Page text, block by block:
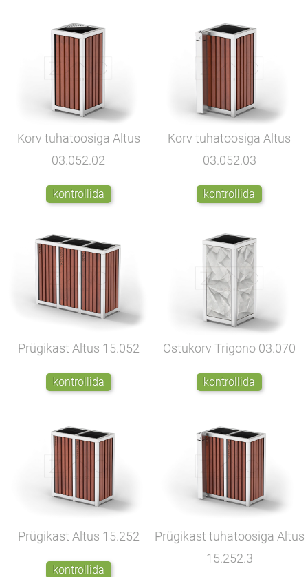
Korv tuhatoosiga Altus
03.052.02
kontrollida
Korv tuhatoosiga Altus
03.052.03
kontrollida
Prügikast Altus 15.052
kontrollida
Ostukorv Trigono 03.070
kontrollida
Prügikast Altus 15.252
kontrollida
Prügikast tuhatoosiga Altus
15.252.3